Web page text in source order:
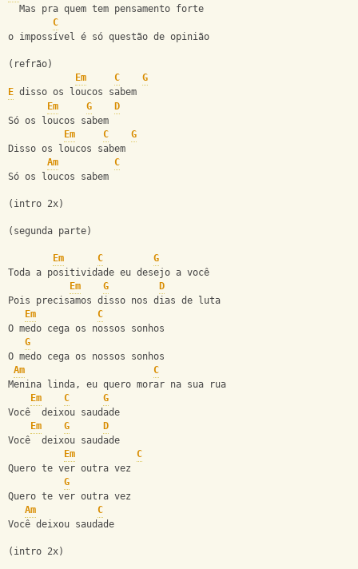
  Mas pra quem tem pensamento forte
C
o impossível é só questão de opinião
(refrão)
Em
C
G
E disso os loucos sabem
Em
G
D
Só os loucos sabem
Em
C
G
Disso os loucos sabem
Am
C
Só os loucos sabem
(intro 2x)
(segunda parte)
Em C
G
Toda a positividade eu desejo a você
Em
G
D
Pois precisamos disso nos dias de luta
Em
C
O medo cega os nossos sonhos
G
O medo cega os nossos sonhos
Am
C
Menina linda, eu quero morar na sua rua
Em
C
G
Você  deixou saudade
Em
G
D
Você  deixou saudade
Em
C
Quero te ver outra vez
G
Quero te ver outra vez
Am
C
Você deixou saudade
(intro 2x)